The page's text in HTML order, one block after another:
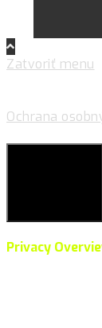
Zatvoriť menu
Ochrana
Privacy